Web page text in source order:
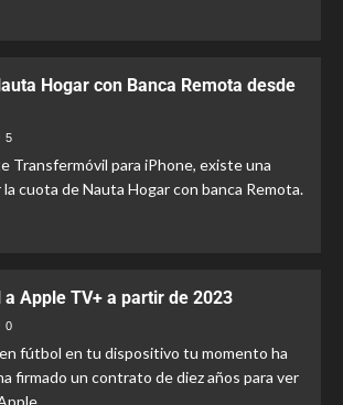
Hogar con Banca Remota desde
5
Transfermóvil para iPhone, existe una
la cuota de Nauta Hogar con banca Remota.
Apple TV+ a partir de 2023
0
fútbol en tu dispositivo tu momento ha
firmado un contrato de diez años para ver